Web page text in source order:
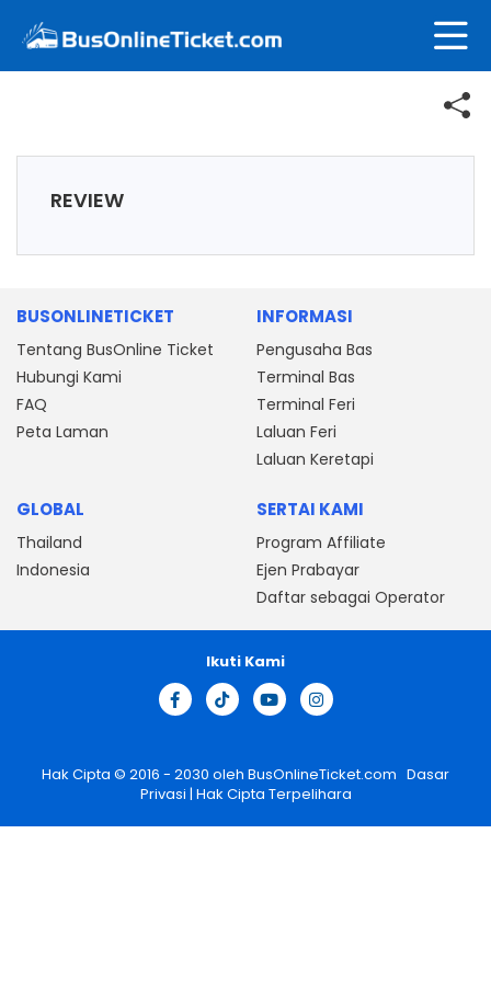
REVIEW
BUSONLINETICKET
Tentang BusOnline Ticket
Hubungi Kami
FAQ
Peta Laman
INFORMASI
Pengusaha Bas
Terminal Bas
Terminal Feri
Laluan Feri
Laluan Keretapi
GLOBAL
Thailand
Indonesia
SERTAI KAMI
Program Affiliate
Ejen Prabayar
Daftar sebagai Operator
Hak Cipta © 2016 - 2030 oleh BusOnlineTicket.com Dasar
Privasi | Hak Cipta Terpelihara
Ikuti Kami